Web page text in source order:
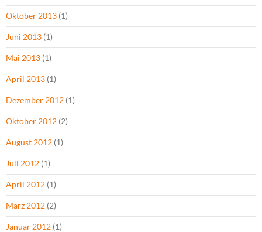
Oktober 2013 (1)
Juni 2013 (1)
Mai 2013 (1)
April 2013 (1)
Dezember 2012 (1)
Oktober 2012 (2)
August 2012 (1)
Juli 2012 (1)
April 2012 (1)
März 2012 (2)
Januar 2012 (1)